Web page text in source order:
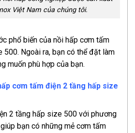
Việt Nam của chúng tôi.
phổ biến của nồi hấp cơm tấm
Ngoài ra, bạn có thể đặt làm
muốn phù hợp của bạn.
cơm tấm điện 2 tầng hấp size
2 tầng hấp size 500 với phương
bạn có những mẻ cơm tấm